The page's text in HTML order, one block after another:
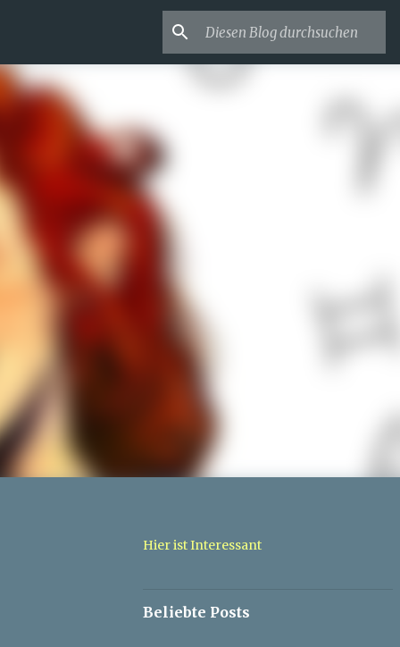
Hier ist Interessant
Beliebte Posts